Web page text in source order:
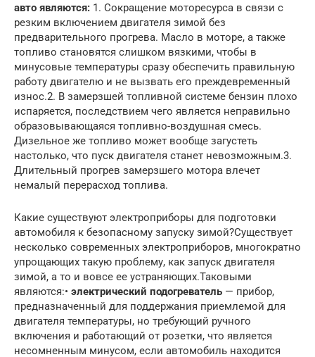
авто являются: 1. Сокращение моторесурса в связи с
резким включением двигателя зимой без
предварительного прогрева. Масло в моторе, а также
топливо становятся слишком вязкими, чтобы в
минусовые температуры сразу обеспечить правильную
работу двигателю и не вызвать его преждевременный
износ.2. В замерзшей топливной системе бензин плохо
испаряется, последствием чего является неправильно
образовывающаяся топливно-воздушная смесь.
Дизельное же топливо может вообще загустеть
настолько, что пуск двигателя станет невозможным.3.
Длительный прогрев замерзшего мотора влечет
немалый перерасход топлива.
Какие существуют электроприборы для подготовки
автомобиля к безопасному запуску зимой?Существует
несколько современных электроприборов, многократно
упрощающих такую проблему, как запуск двигателя
зимой, а то и вовсе ее устраняющих.Таковыми
являются:• электрический подогреватель — прибор,
предназначенный для поддержания приемлемой для
двигателя температуры, но требующий ручного
включения и работающий от розетки, что является
несомненным минусом, если автомобиль находится